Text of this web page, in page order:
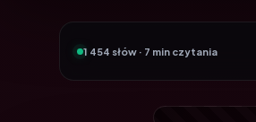
1 454 słów · 7 min czytania